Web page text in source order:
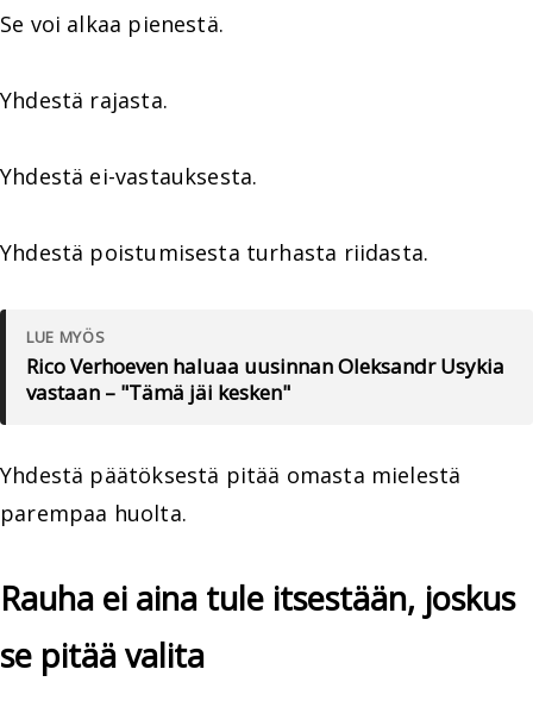
Se voi alkaa pienestä.
Yhdestä rajasta.
Yhdestä ei-vastauksesta.
Yhdestä poistumisesta turhasta riidasta.
LUE MYÖS
Rico Verhoeven haluaa uusinnan Oleksandr Usykia
vastaan – "Tämä jäi kesken"
Yhdestä päätöksestä pitää omasta mielestä
parempaa huolta.
Rauha ei aina tule itsestään, joskus
se pitää valita